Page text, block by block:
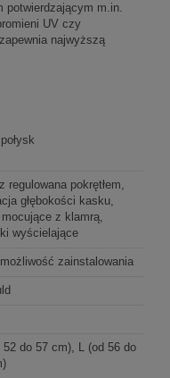
potwierdzającym m.in.
UV czy
najwyższą
regulowana pokrętłem,
głębokości kasku,
z klamrą,
wyścielające
zainstalowania
52 do 57 cm), L (od 56 do